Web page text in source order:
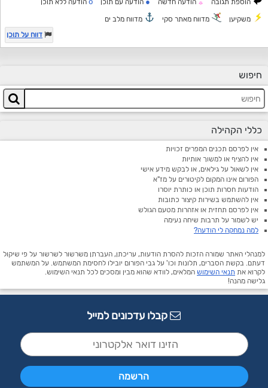
הוספת תגובה ☼ הודעה חדשה הודעה עם תוכן הודעה ללא תוכן
משקיען מדווח מאתר סקי
מדווח מלב ים
דווח על תוכן
חיפוש
כללי הקהילה
אין לפרסם תכנים המפרים זכויות
אין להציף או למשוך אותיות
אין לשאול על גילאים, או לבקש מידע אישי
הפורום אינו המקום לקיטורים על מז"א
הודעות חסרות תוכן או כותרת יוסרו
אין להשתמש בשירות קיצור כתובות
אין לפרסם תחזית או אזהרות מטעם הגולש
יש לשמור על תרבות שיחה נעימה
למה נמחקה לי הודעה?
למנהלי האתר שמורה הזכות להסרת הודעות, עריכתן, העברתן משרשור לשרשור על פי שיקול
דעתם. בקשת הסברים, תלונות וכו' על גבי הפורום יובילו לחסימת המשתמש. על המשתמש
לקרוא את תנאי השימוש המלאים, לוודא שהוא מבין ומסכים לכל תנאי השימוש.
גלישה מהנה!
קבלו עדכונים למייל